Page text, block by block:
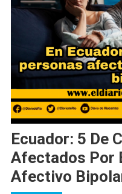
Ecuador: 5 De
Afectados Por
Afectivo